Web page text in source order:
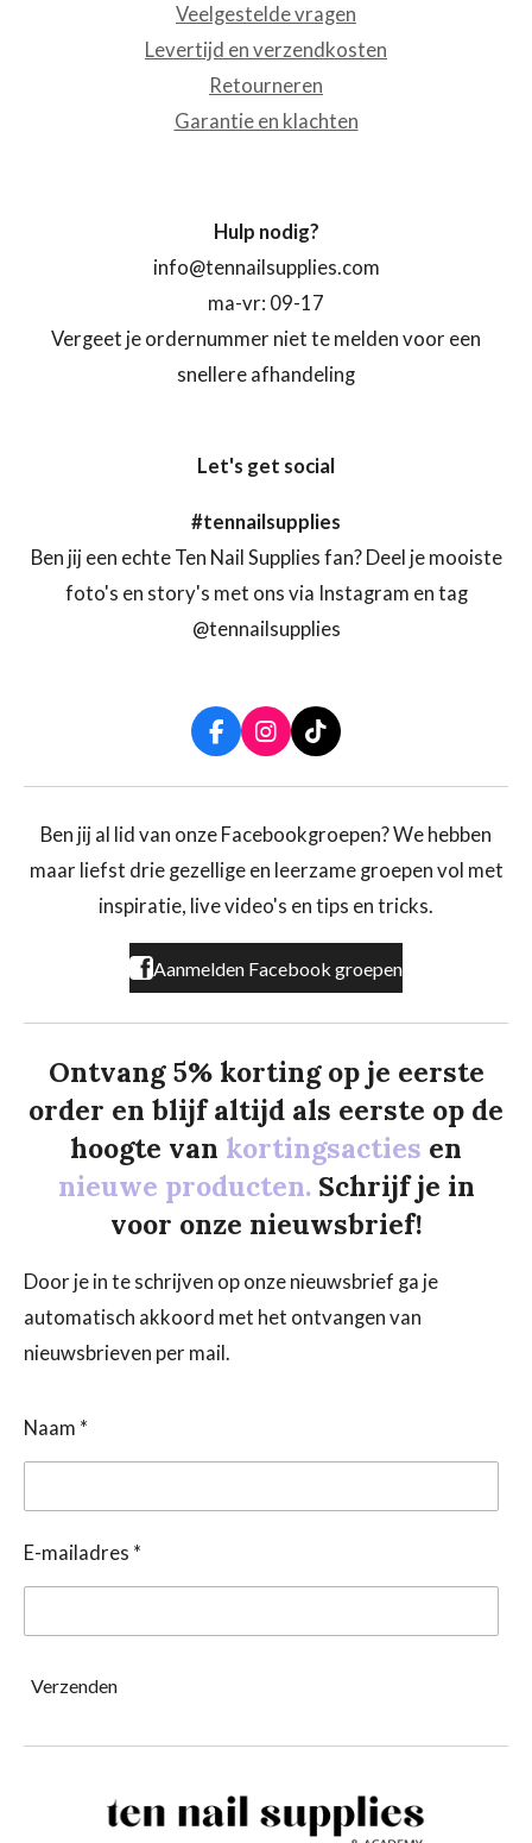
Veelgestelde vragen
Levertijd en verzendkosten
Retourneren
Garantie en klachten
Hulp nodig?
info@tennailsupplies.com
ma-vr: 09-17
Vergeet je ordernummer niet te melden voor een
snellere afhandeling
Let's get social
#tennailsupplies
Ben jij een echte Ten Nail Supplies fan? Deel je mooiste
foto's en story's met ons via Instagram en tag
@tennailsupplies
F
a
c
b
o
k
I
n
s
a
r
a
m
T
i
k
o
k
Ben jij al lid van onze Facebookgroepen? We hebben
maar liefst drie gezellige en leerzame groepen vol met
inspiratie, live video's en tips en tricks.
Aanmelden Facebook groepen
Ontvang 5% korting op je eerste
order en blijf altijd als eerste op de
hoogte van kortingsacties en
nieuwe producten. Schrijf je in
voor onze nieuwsbrief!
Door je in te schrijven op onze nieuwsbrief ga je
automatisch akkoord met het ontvangen van
nieuwsbrieven per mail.
Naam *
E-mailadres *
Verzenden